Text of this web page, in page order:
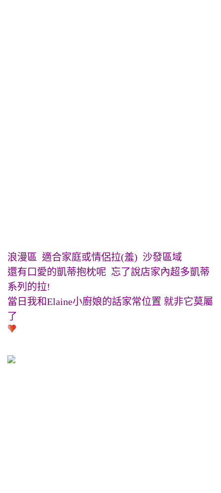
浪漫區 適合家庭或情侶拉(羞) 沙發區域
還有口愛的凱蒂抱枕呢 忘了說店家內超多凱蒂
系列的拉!
當日我和Elaine小廚娘的話家常位置 就非它莫屬
了